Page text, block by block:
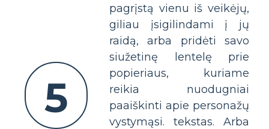
5
pagrįstą vienu iš veikėjų,
giliau įsigilindami į jų
raidą, arba pridėti savo
siužetinę lentelę prie
popieriaus, kuriame
reikia nuodugniai
paaiškinti apie personažų
vystymąsi. tekstas. Arba